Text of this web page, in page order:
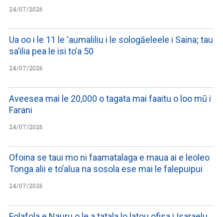
24/07/2026
Ua oo i le 11 le ‘aumaliliu i le sologāeleele i Saina; tau
sa’ilia pea le isi to’a 50
24/07/2026
Aveesea mai le 20,000 o tagata mai faaitu o loo mū i
Farani
24/07/2026
Ofoina se taui mo ni faamatalaga e maua ai e leoleo
Tonga alii e to’alua na sosola ese mai le falepuipui
24/07/2026